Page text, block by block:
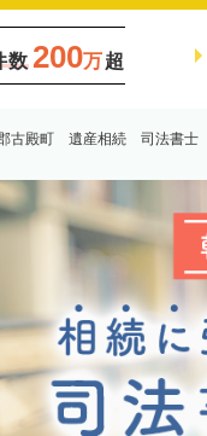
数 200万超
古殿町 遺産相続 司法書士